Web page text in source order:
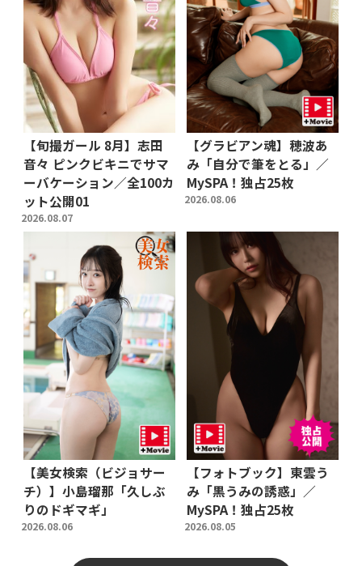
【旬撮ガール 8月】志田
音々 ピンクビキニでサマ
ーバケーション／全100カ
ット公開01
2026.08.07
【グラビアン魂】穂波あ
み「自分で筆をとる」／
MySPA！独占25枚
2026.08.06
【美女検索（ビジョサー
チ）】小島瑠那「久しぶ
りのドギマギ」
2026.08.06
【フォトブック】東雲う
み「黒うみの誘惑」／
MySPA！独占25枚
2026.08.05